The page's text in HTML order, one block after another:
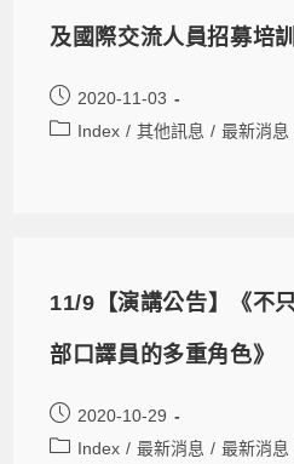
及國際交流人員招募培訓
2020-11-03
Index / 其他訊息 / 最新消息
11/9【演講公告】《不
部口譯員的多重角色》
2020-10-29
Index / 最新消息 / 最新消息